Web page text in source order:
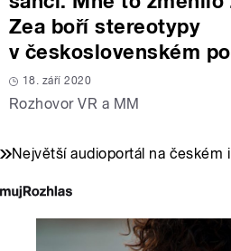
Zea boří stereotypy
v československém
18. září 2020
Rozhovor VR a MM
Největší audioportál na českém